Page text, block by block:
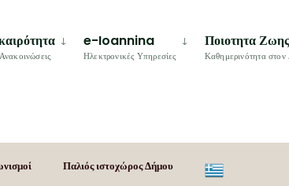
e-Ioannina
Ηλεκτρονικές Υπηρεσίες
Ποιοτητα Ζωης
Καθημερινότητα
Παλιός ιστοχώρος Δήμου